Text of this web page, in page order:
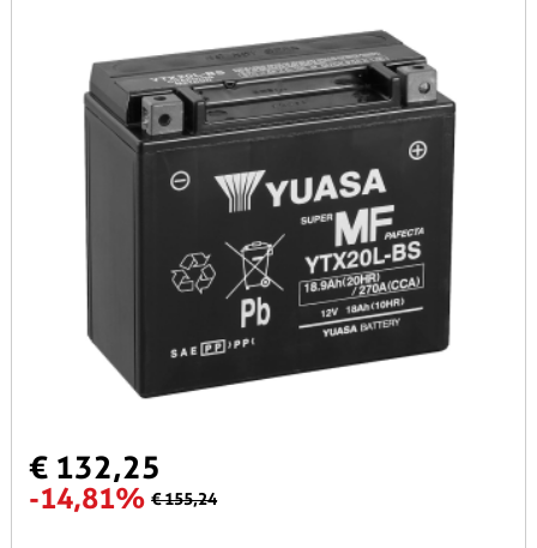
€ 132,25
-14,81% € 155,24